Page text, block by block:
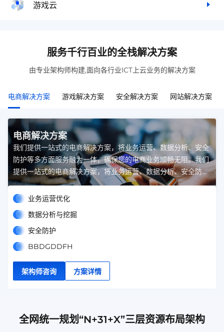
游戏云
服务千行百业的全栈解决方案
由专业架构师构建,面向各行业ICT上云业务的解决方案
电商解决方案 游戏解决方案 安全解决方案 网站解决方案
电商解决方案
我们提供一站式的电商解决方案，将业务运营、数据分析、安全
防护等多方面服务融为一体，确保您的电商业务顺畅无阻。我们
提供一站式的电商解决方案，将业务运营、数据分析、安全防护
等多方面服务融为一体，确保您的电商业务顺畅无阻。
业务运营优化
数据分析与挖掘
安全防护
BBDGDDFH
架构师咨询 方案详情
全网统一规划“N+31+X”三层资源布局架构